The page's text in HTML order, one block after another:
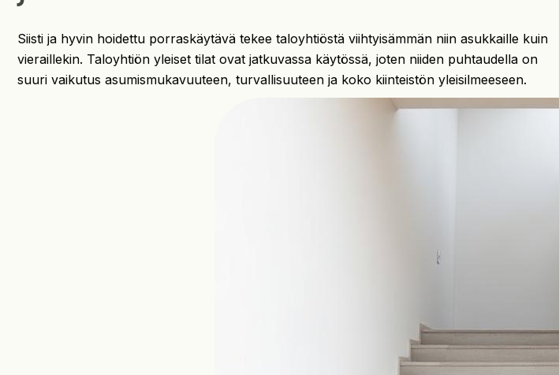
Siisti ja hyvin hoidettu porraskäytävä tekee taloyhtiöstä viihtyisämmän niin asukkaille kuin
vieraillekin. Taloyhtiön yleiset tilat ovat jatkuvassa käytössä, joten niiden puhtaudella on
suuri vaikutus asumismukavuuteen, turvallisuuteen ja koko kiinteistön yleisilmeeseen.